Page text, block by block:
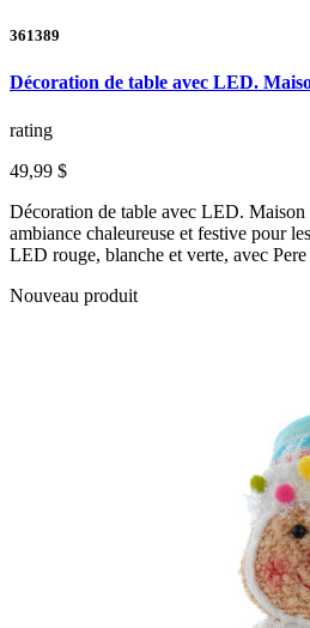
361389
Décoration de table avec LED.
rating
49,99 $
Décoration de table avec LED. Maison
ambiance chaleureuse et festive pour
LED rouge, blanche et verte, avec
Nouveau produit